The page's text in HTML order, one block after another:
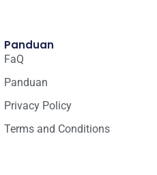
Panduan
FaQ
Panduan
Privacy Policy
Terms and Conditions